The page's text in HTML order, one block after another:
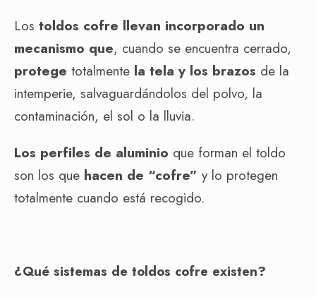
Los toldos cofre llevan incorporado un
mecanismo que, cuando se encuentra cerrado,
protege totalmente la tela y los brazos de la
intemperie, salvaguardándolos del polvo, la
contaminación, el sol o la lluvia.
Los perfiles de aluminio que forman el toldo
son los que hacen de “cofre” y lo protegen
totalmente cuando está recogido.
¿Qué sistemas de toldos cofre existen?